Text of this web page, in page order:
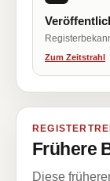
Zum Zeitstrahl
Frühere
Diese